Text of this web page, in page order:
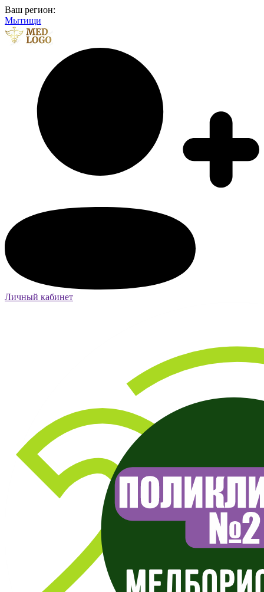
Ваш регион:
Мытищи
Личный кабинет